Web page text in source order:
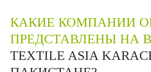
КАКИЕ КОМПАНИИ
ПРЕДСТАВЛЕНЫ НА
TEXTILE ASIA